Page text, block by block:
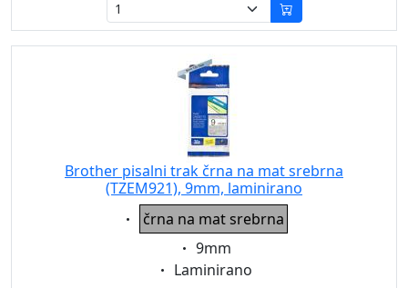
Brother pisalni trak črna na mat srebrna
(TZEM921), 9mm, laminirano
Eigenschaft:
črna na mat srebrna
Eigenschaft:
9mm
Eigenschaft:
Laminirano